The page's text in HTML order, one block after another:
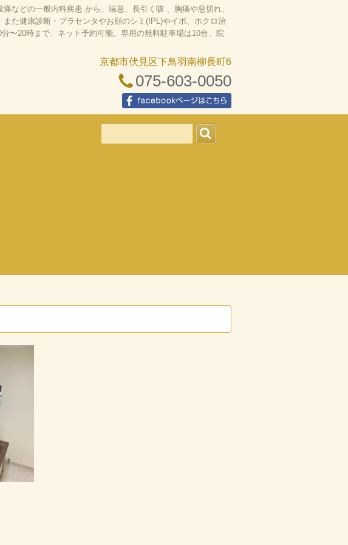
などの一般内科疾患 から、喘息、長引く咳 、胸痛や息切れ、
た健康診断・プラセンタやお顔のシミ(IPL)やイボ、ホクロ治
〜20時まで、ネット予約可能。専用の無料駐車場は10台、院
京都市伏見区下鳥羽南柳長町6
075-603-0050
facebookページはこちら